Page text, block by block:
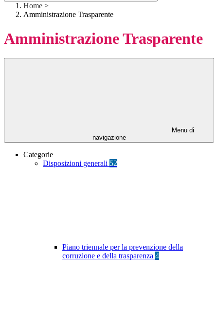
Home >
Amministrazione Trasparente
Amministrazione Trasparente
Menu di
navigazione
Categorie
Disposizioni generali 52
Piano triennale per la prevenzione della
corruzione e della trasparenza 4